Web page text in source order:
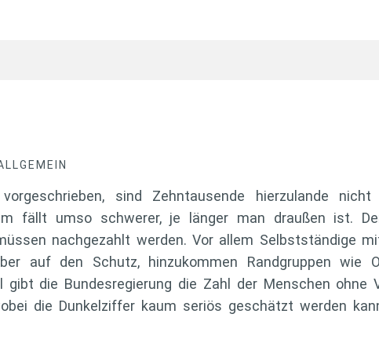
sind Zehntausende hierzulande nicht
fällt umso schwerer, je länger man draußen ist.
nachgezahlt werden. Vor allem Selbstständige
auf den Schutz, hinzukommen Randgruppen wie
gibt die Bundesregierung die Zahl der Menschen ohne
die Dunkelziffer kaum seriös geschätzt werden